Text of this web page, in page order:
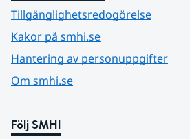
Tillgänglighetsredogörelse
Kakor på smhi.se
Hantering av personuppgifter
Om smhi.se
Följ SMHI